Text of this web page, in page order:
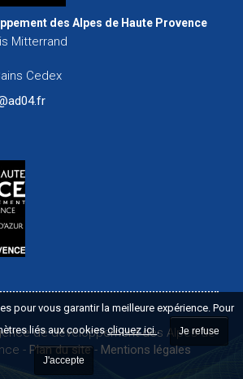
des Alpes de Haute Provence
Mitterrand
Cedex
de développement des Alpes de
- Plan du site- Mentions légales
pour vous garantir la meilleure expérience. Pour
liés aux cookiescliquez ici. Je refuse
J'accepte